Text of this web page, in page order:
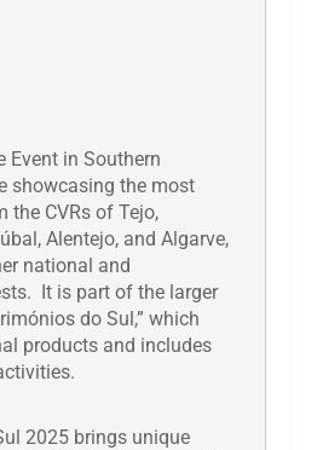
Event in Southern
showcasing the most
the CVRs of Tejo,
Alentejo, and Algarve,
national and
It is part of the larger
do Sul,” which
products and includes
2025 brings unique